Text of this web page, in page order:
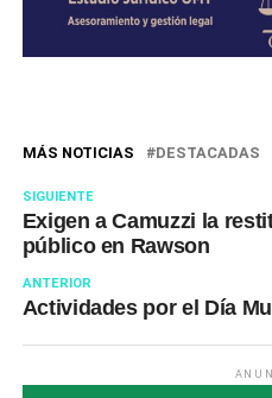
MÁS NOTICIAS DESTACADAS
SIGUIENTE
Exigen a Camuzzi la
público en Rawson
ANTERIOR
Actividades por el Día